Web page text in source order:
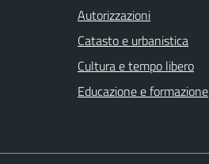
Autorizzazioni
Catasto e urbanistica
Cultura e tempo libero
Educazione e formazione